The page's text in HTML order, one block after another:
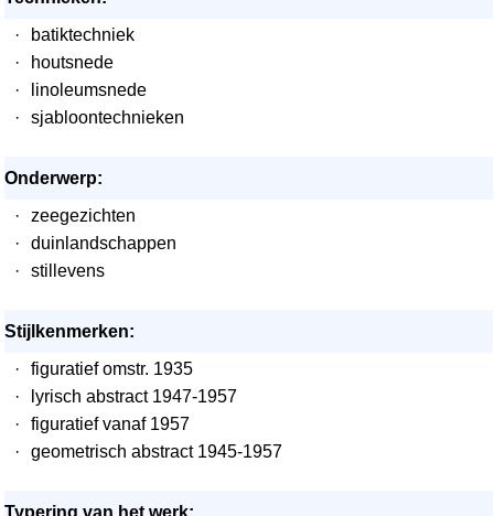
·
batiktechniek
·
houtsnede
·
linoleumsnede
·
sjabloontechnieken
Onderwerp:
·
zeegezichten
·
duinlandschappen
·
stillevens
Stijlkenmerken:
·
figuratief omstr. 1935
·
lyrisch abstract 1947-1957
·
figuratief vanaf 1957
·
geometrisch abstract 1945-1957
Typering van het werk: